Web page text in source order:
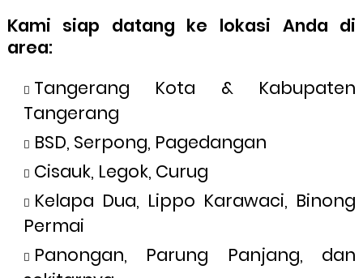
Kami siap datang ke lokasi Anda di
area:
Tangerang Kota & Kabupaten
Tangerang
BSD, Serpong, Pagedangan
Cisauk, Legok, Curug
Kelapa Dua, Lippo Karawaci, Binong
Permai
Panongan, Parung Panjang, dan